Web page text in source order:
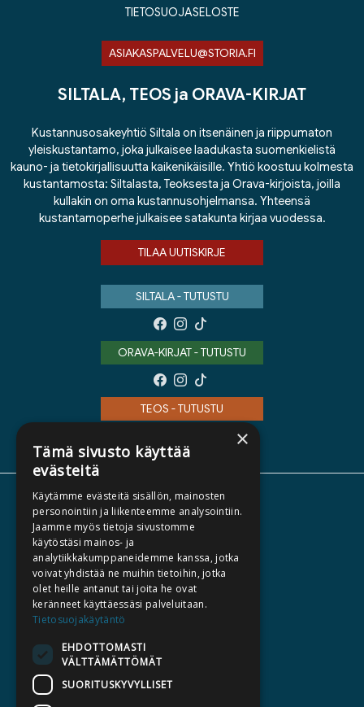
TIETOSUOJASELOSTE
ASIAKASPALVELU@STORIA.FI
SILTALA, TEOS ja ORAVA-KIRJAT
Kustannusosakeyhtiö Siltala on itsenäinen ja riippumaton
yleiskustantamo, joka julkaisee laadukasta suomenkielistä
kauno- ja tietokirjallisuutta kaikenikäisille. Yhtiö koostuu kolmesta
kustantamosta: Siltalasta, Teoksesta ja Orava-kirjoista, joilla
kullakin on oma kustannusohjelmansa. Yhteensä
kustantamoperhe julkaisee satakunta kirjaa vuodessa.
TILAA UUTISKIRJE
SILTALA - TUTUSTU
ORAVA-KIRJAT - TUTUSTU
TEOS - TUTUSTU
TIETOA MEISTÄ
TEKIJÄT
KATALOGIT
AJANKOHTAISTA
HALUATKO KIRJAILIJAKSI
KIRJA TILAUSTYÖNÄ
MEDIALLE
LASKUTUSOSOITTEET
×
Tämä sivusto käyttää
evästeitä
Käytämme evästeitä sisällön, mainosten
personointiin ja liikenteemme analysointiin.
Jaamme myös tietoja sivustomme
käytöstäsi mainos- ja
analytiikkakumppaneidemme kanssa, jotka
voivat yhdistää ne muihin tietoihin, jotka
olet heille antanut tai joita he ovat
keränneet käyttäessäsi palveluitaan.
Tietosuojakäytäntö
EHDOTTOMASTI
VÄLTTÄMÄTTÖMÄT
SUORITUSKYVYLLISET